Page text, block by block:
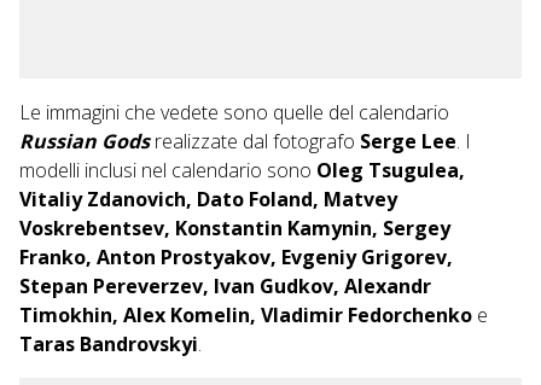
Le immagini che vedete sono quelle del calendario
Russian Gods realizzate dal fotografo Serge Lee. I
modelli inclusi nel calendario sono Oleg Tsugulea,
Vitaliy Zdanovich, Dato Foland, Matvey
Voskrebentsev, Konstantin Kamynin, Sergey
Franko, Anton Prostyakov, Evgeniy Grigorev,
Stepan Pereverzev, Ivan Gudkov, Alexandr
Timokhin, Alex Komelin, Vladimir Fedorchenko e
Taras Bandrovskyi.